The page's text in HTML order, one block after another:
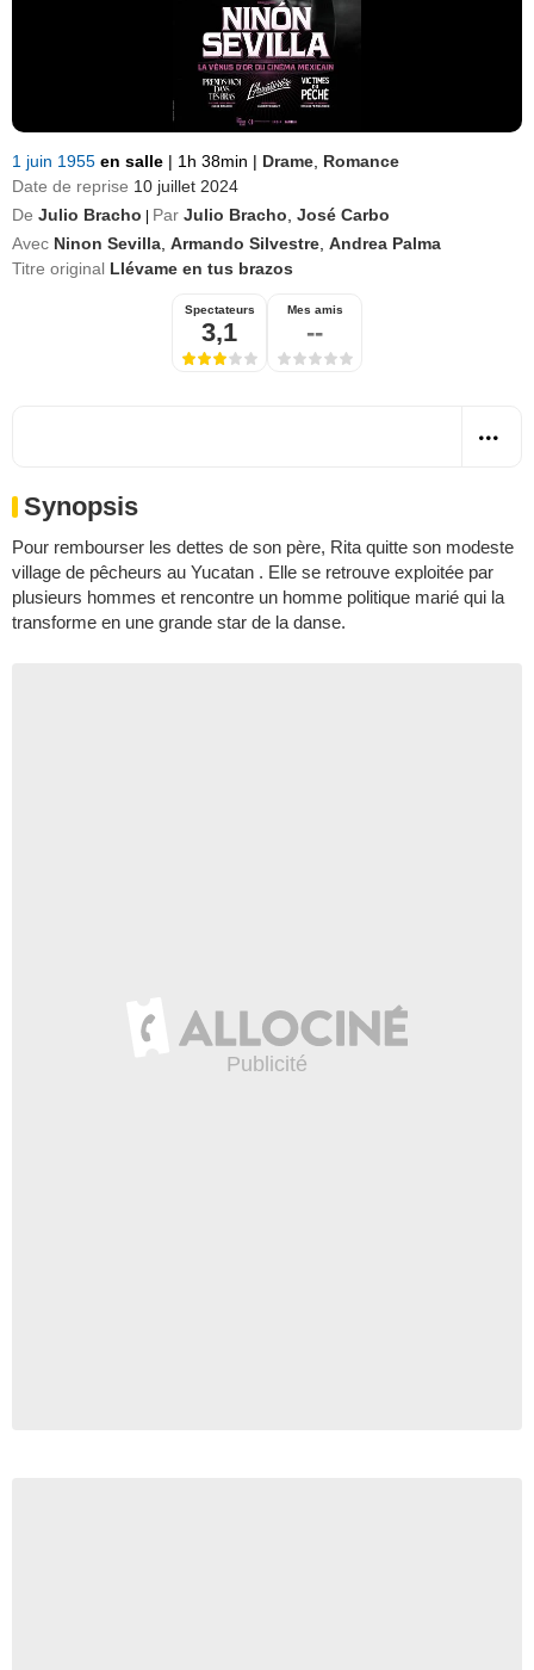
1 juin 1955 en salle | 1h 38min | Drame Romance
Date de reprise 10 juillet 2024
De Julio Bracho Par Julio Bracho José Carbo
Avec Ninon Sevilla Armando Silvestre Andrea Palma
Titre original Llévame en tus brazos
Spectateurs
3,1
Mes amis
--
Synopsis
Pour rembourser les dettes de son père, Rita quitte son modeste
village de pêcheurs au Yucatan . Elle se retrouve exploitée par
plusieurs hommes et rencontre un homme politique marié qui la
transforme en une grande star de la danse.